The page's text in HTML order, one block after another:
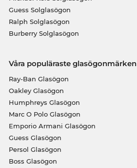
Guess Solglasögon
Ralph Solglasögon
Burberry Solglasögon
Våra populäraste glasögonmärken
Ray-Ban Glasögon
Oakley Glasögon
Humphreys Glasögon
Marc O Polo Glasögon
Emporio Armani Glasögon
Guess Glasögon
Persol Glasögon
Boss Glasögon